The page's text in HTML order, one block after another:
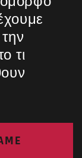
τι